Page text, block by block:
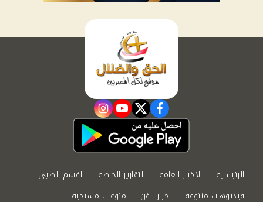
facebook
twitter
youtube
instagram
الرئيسية الاخبار العامة التقارير الخاصة
القسم الطبي
فيديوهات متنوعة
اخبار الفن منوعات مسيحية